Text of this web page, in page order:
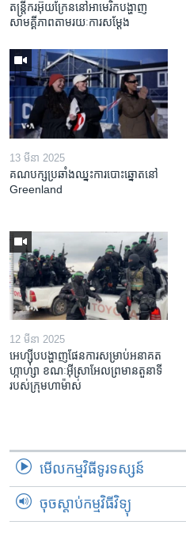
តន្ត្រីករ​អ៊ុយក្រែន​នៅ​អាមេរិក​បង្ហាញ​
សាមគ្គីភាព​តាម​រយៈ​ការសម្តែង
13 មីនា 2025
គណបក្ស​ប្រឆាំង​ឈ្នះ​ការបោះឆ្នោត​នៅ
Greenland
12 មីនា 2025
អេហ្ស៊ីប​បង្ហាញ​ផែនការ​សម្រាប់​អនាគត​
ហ្កាហ្សា ខណៈ​អ៊ីស្រាអែល​ព្រមាន​តួនាទី​
របស់​ក្រុម​ហាម៉ាស់
មើល​កម្មវិធី​ទូរទស្សន៍
ចុចស្តាប់កម្មវិធីវិទ្យុ